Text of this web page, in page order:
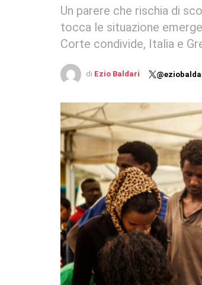
Un parere che rischia di
tocca le situazione
Corte condivide, Italia e
di Ezio Baldari